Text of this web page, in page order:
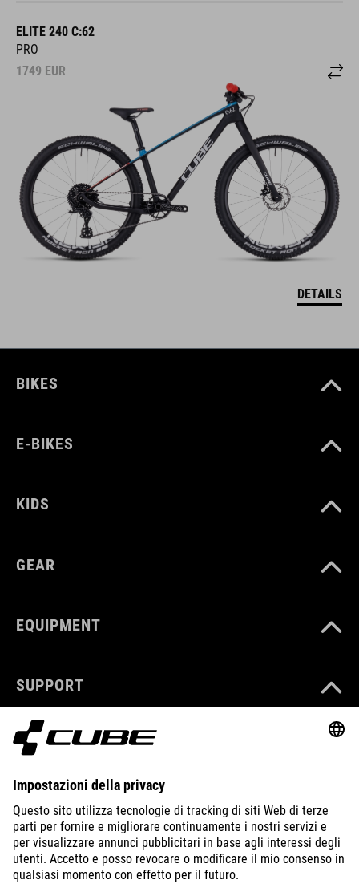
ELITE 240 C:62
PRO
1749 EUR
DETAILS
BIKES
E-BIKES
KIDS
GEAR
EQUIPMENT
SUPPORT
ABOUT US
EXPLORE